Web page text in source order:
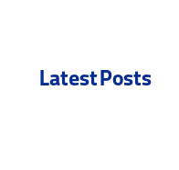
Latest Posts